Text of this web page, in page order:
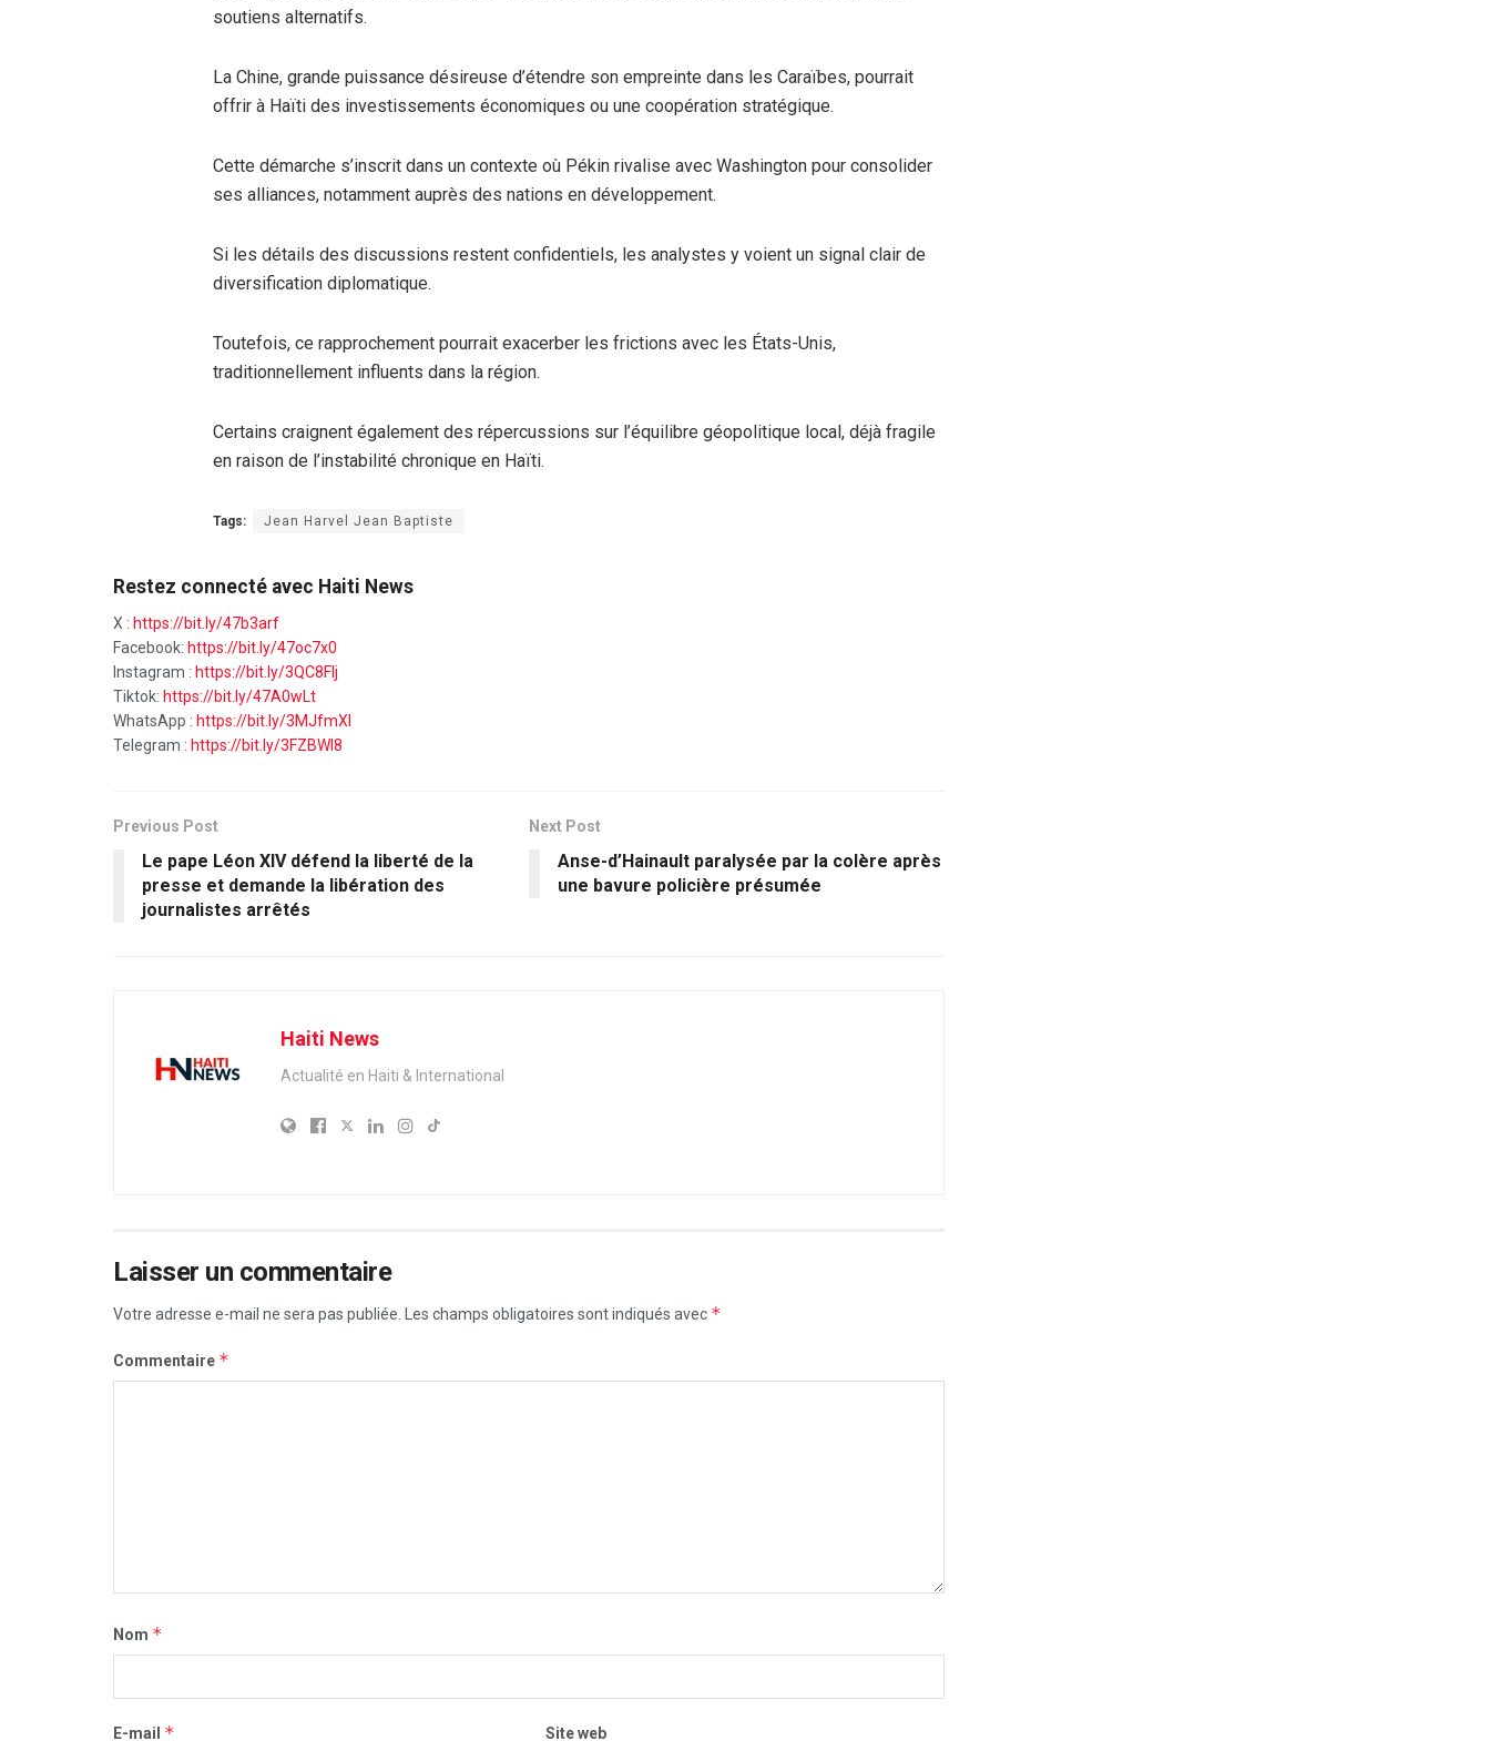
soutiens alternatifs.
La Chine, grande puissance désireuse d’étendre son empreinte dans les Caraïbes, pourrait
offrir à Haïti des investissements économiques ou une coopération stratégique.
Cette démarche s’inscrit dans un contexte où Pékin rivalise avec Washington pour consolider
ses alliances, notamment auprès des nations en développement.
Si les détails des discussions restent confidentiels, les analystes y voient un signal clair de
diversification diplomatique.
Toutefois, ce rapprochement pourrait exacerber les frictions avec les États-Unis,
traditionnellement influents dans la région.
Certains craignent également des répercussions sur l’équilibre géopolitique local, déjà fragile
en raison de l’instabilité chronique en Haïti.
Tags: Jean Harvel Jean Baptiste
Restez connecté avec Haiti News
X : https://bit.ly/47b3arf
Facebook: https://bit.ly/47oc7x0
Instagram : https://bit.ly/3QC8FIj
Tiktok: https://bit.ly/47A0wLt
WhatsApp : https://bit.ly/3MJfmXI
Telegram : https://bit.ly/3FZBWI8
Previous Post
Le pape Léon XIV défend la liberté de la
presse et demande la libération des
journalistes arrêtés
Next Post
Anse-d’Hainault paralysée par la colère après
une bavure policière présumée
Haiti News
Actualité en Haiti & International
Laisser un commentaire
Votre adresse e-mail ne sera pas publiée. Les champs obligatoires sont indiqués avec *
Commentaire *
Nom *
E-mail * Site web